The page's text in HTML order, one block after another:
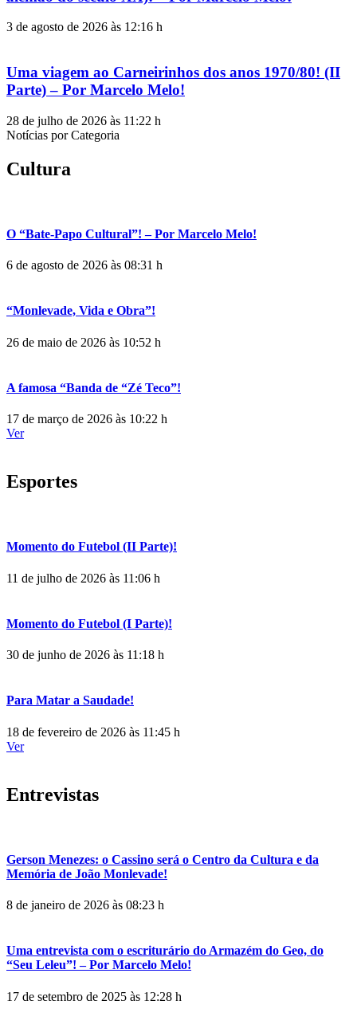
3 de agosto de 2026 às 12:16 h
Uma viagem ao Carneirinhos dos anos 1970/80! (II
Parte) – Por Marcelo Melo!
28 de julho de 2026 às 11:22 h
Notícias por Categoria
Cultura
O “Bate-Papo Cultural”! – Por Marcelo Melo!
6 de agosto de 2026 às 08:31 h
“Monlevade, Vida e Obra”!
26 de maio de 2026 às 10:52 h
A famosa “Banda de “Zé Teco”!
17 de março de 2026 às 10:22 h
Ver
Esportes
Momento do Futebol (II Parte)!
11 de julho de 2026 às 11:06 h
Momento do Futebol (I Parte)!
30 de junho de 2026 às 11:18 h
Para Matar a Saudade!
18 de fevereiro de 2026 às 11:45 h
Ver
Entrevistas
Gerson Menezes: o Cassino será o Centro da Cultura e da
Memória de João Monlevade!
8 de janeiro de 2026 às 08:23 h
Uma entrevista com o escriturário do Armazém do Geo, do
“Seu Leleu”! – Por Marcelo Melo!
17 de setembro de 2025 às 12:28 h